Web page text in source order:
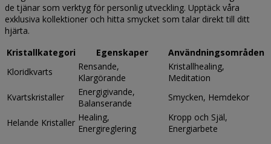
de tjänar som verktyg för personlig utveckling. Upptäck våra
exklusiva kollektioner och hitta smycket som talar direkt till ditt
hjärta.
Kristallkategori
Egenskaper
Användningsområden
Kloridkvarts
Rensande,
Klargörande
Kristallhealing,
Meditation
Kvartskristaller
Energigivande,
Balanserande
Smycken, Hemdekor
Helande Kristaller Healing,
Energireglering
Kropp och Själ,
Energiarbete